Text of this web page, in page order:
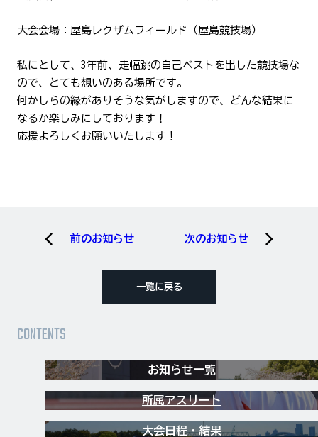
大会会場：屋島レクザムフィールド（屋島競技場）
私にとして、3年前、走幅跳の自己ベストを出した競技場な
ので、とても想いのある場所です。
何かしらの縁がありそうな気がしますので、どんな結果に
なるか楽しみにしております！
応援よろしくお願いいたします！
前のお知らせ 次のお知らせ
一覧に戻る
お知らせ一覧
所属アスリート
大会日程・結果